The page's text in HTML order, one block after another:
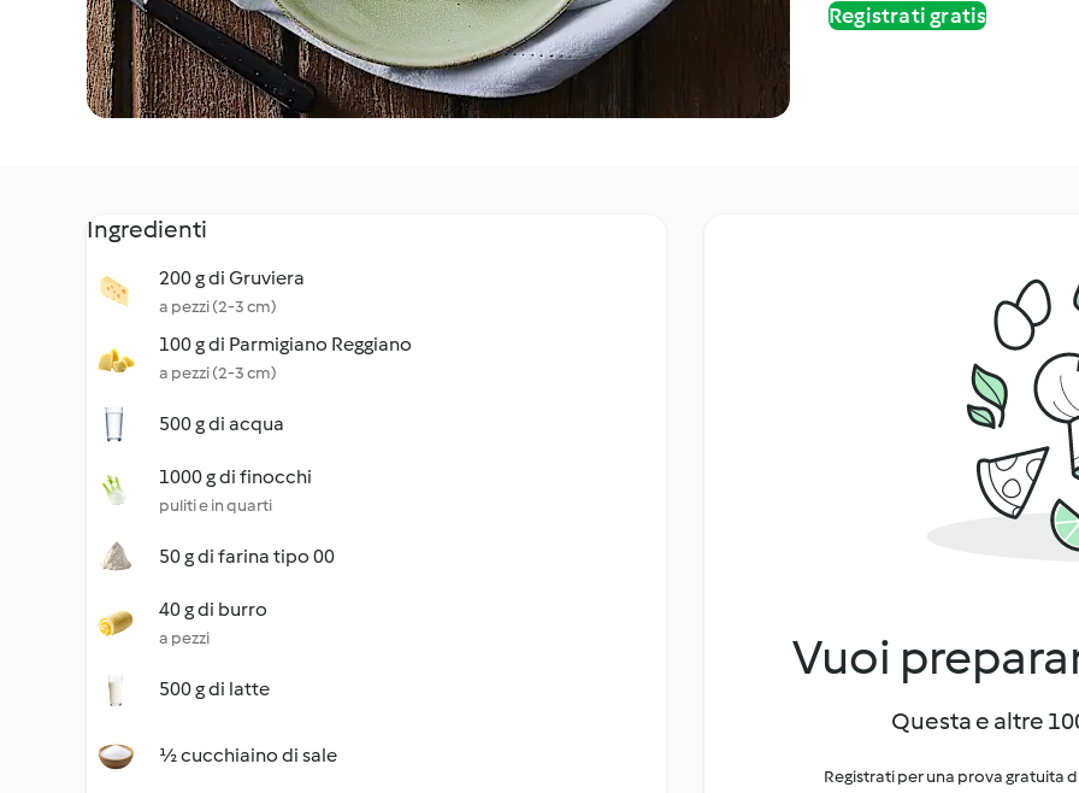
Registrati gratis
Ingredienti
200 g di Gruviera
a pezzi (2-3 cm)
100 g di Parmigiano Reggiano
a pezzi (2-3 cm)
500 g di acqua
1000 g di finocchi
puliti e in quarti
50 g di farina tipo 00
40 g di burro
a pezzi
500 g di latte
½ cucchiaino di sale
Vuoi
Questa e altre
Registrati per una prova gratuita